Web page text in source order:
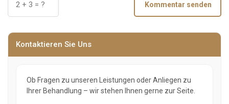
Kommentar senden
Kontaktieren Sie Uns
Ob Fragen zu unseren Leistungen oder Anliegen zu
Ihrer Behandlung – wir stehen Ihnen gerne zur Seite.